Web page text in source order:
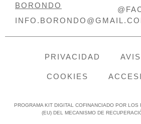
BORONDO
PRIVACIDAD
COOKIES
PROGRAMA KIT DIGITAL COFINANCIADO POR LOS
(EU) DEL MECANISMO DE